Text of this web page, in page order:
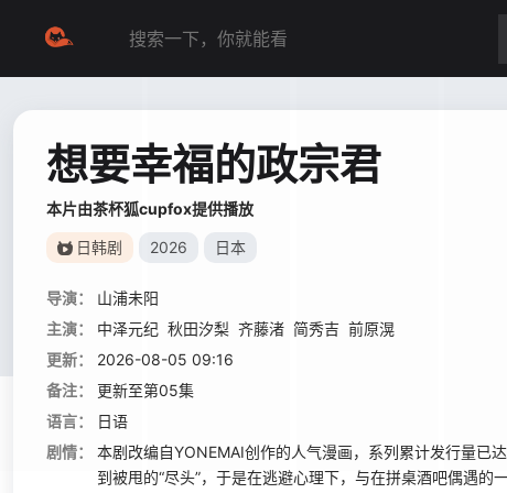
想要幸福的政宗君
本片由茶杯狐cupfox提供播放
日韩剧 2026 日本
导演：
山浦未阳
主演：
中泽元纪 秋田汐梨 齐藤渚 简秀吉 前原滉
更新：
2026-08-05 09:16
备注：
更新至第05集
语言：
日语
剧情：
本剧改编自YONEMAI创作的人气漫画，系列累计发行量已
到被甩的“尽头”，于是在逃避心理下，与在拼桌酒吧偶遇的